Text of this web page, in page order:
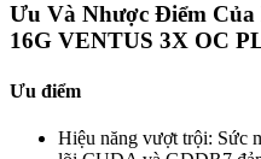
Ưu Và Nhược Điểm Của
16G VENTUS 3X OC
Ưu điểm
Hiệu năng vượt trội: Sức